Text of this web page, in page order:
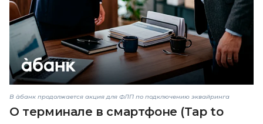
В àбанк продолжается акция для ФЛП по подключению эквайринга
О терминале в смартфоне (Tap to